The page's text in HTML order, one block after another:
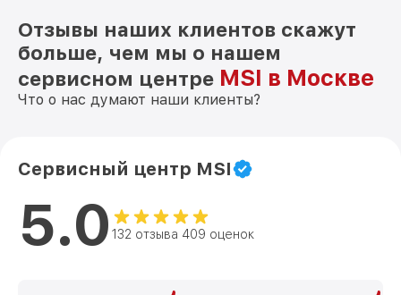
Отзывы наших клиентов скажут
больше, чем мы о нашем
сервисном центре MSI в Москве
Что о нас думают наши клиенты?
Сервисный центр MSI
5.0 132 отзыва 409 оценок